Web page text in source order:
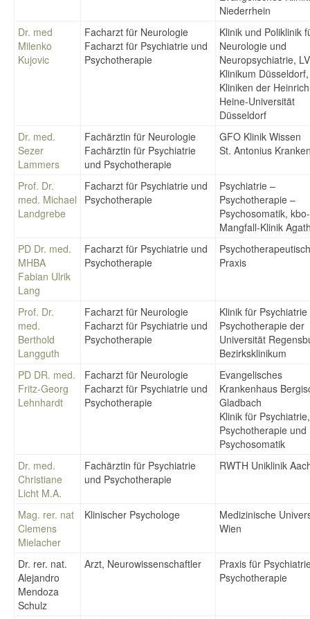
Niederrhein
Dr. med
Milenko
Kujovic
Facharzt für Neurologie
Facharzt für Psychiatrie und
Psychotherapie
Klinik und Poliklinik
Neurologie und
Neuropsychiatrie,
Klinikum Düsseldorf,
Kliniken der
Heine-Universität
Düsseldorf
Dr. med.
Sezer
Lammers
Fachärztin für Neurologie
Fachärztin für Psychiatrie
und Psychotherapie
GFO Klinik Wissen
St. Antonius
Prof. Dr.
med. Michael
Landgrebe
Facharzt für Psychiatrie und
Psychotherapie
Psychiatrie –
Psychotherapie –
Psychosomatik,
Mangfall-Klinik
PD Dr. med.
MHBA
Fabian Ulrik
Lang
Facharzt für Psychiatrie und
Psychotherapie
Praxis
Prof. Dr.
med.
Berthold
Langguth
Facharzt für Neurologie
Facharzt für Psychiatrie und
Psychotherapie
Klinik für
Psychotherapie der
Universität
Bezirksklinikum
PD DR. med.
Fritz-Georg
Lehnhardt
Facharzt für Neurologie
Facharzt für Psychiatrie und
Psychotherapie
Evangelisches
Krankenhaus
Gladbach
Klinik für Psychiatrie,
Psychotherapie und
Psychosomatik
Dr. med.
Christiane
Licht M.A.
Fachärztin für Psychiatrie
und Psychotherapie
RWTH Uniklinik
Mag. rer. nat
Clemens
Mielacher
Klinischer Psychologe
Medizinische
Wien
Dr. rer. nat.
Alejandro
Mendoza
Schulz
Arzt, Neurowissenschaftler
Praxis für
Psychotherapie